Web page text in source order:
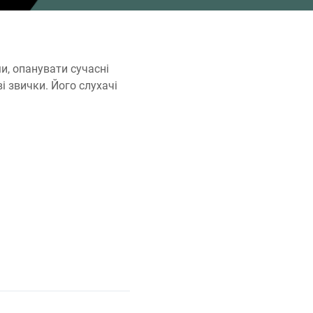
опанувати сучасні
звички. Його слухачі